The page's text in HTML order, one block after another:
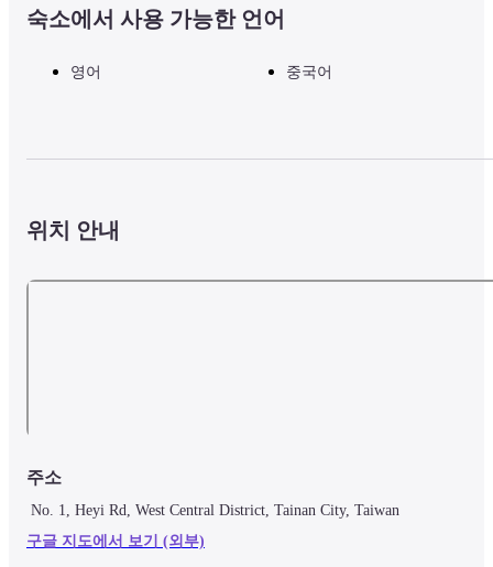
숙소에서 사용 가능한 언어
영어 중국어
위치 안내
주소
No. 1, Heyi Rd, West Central District, Tainan City, Taiwan
구글 지도에서 보기 (외부)